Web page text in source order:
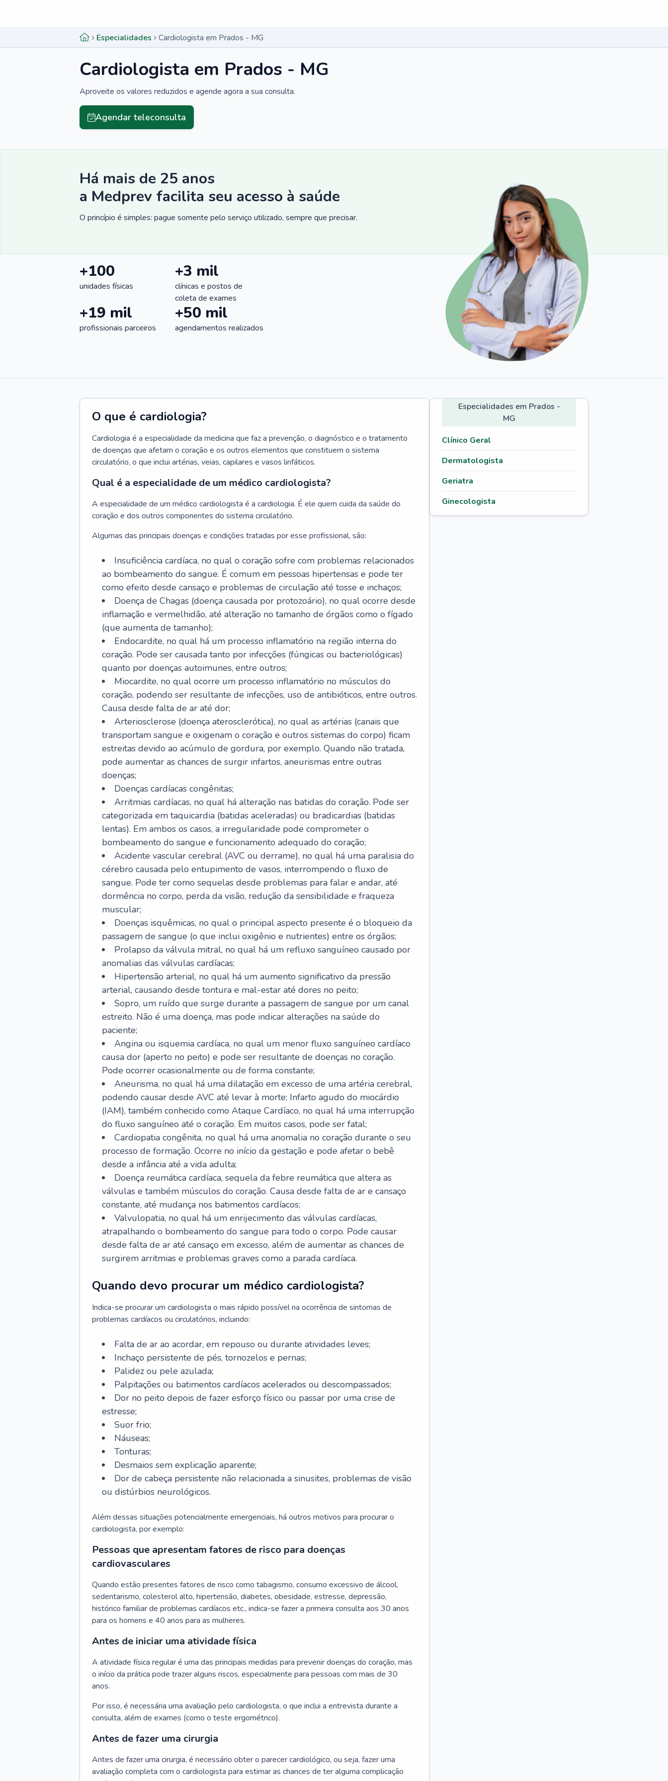
Especialidades Cardiologista em Prados - MG
Cardiologista em Prados - MG
Aproveite os valores reduzidos e agende agora a sua consulta.
Agendar teleconsulta
Há mais de 25 anos
a Medprev facilita seu acesso à saúde
O princípio é simples: pague somente pelo serviço utilizado, sempre que precisar.
+100
unidades físicas
+3 mil
clínicas e postos de
coleta de exames
+19 mil
profissionais parceiros
+50 mil
agendamentos realizados
O que é cardiologia?
Cardiologia é a especialidade da medicina que faz a prevenção, o diagnóstico e o tratamento
de doenças que afetam o coração e os outros elementos que constituem o sistema
circulatório, o que inclui artérias, veias, capilares e vasos linfáticos.
Qual é a especialidade de um médico cardiologista?
A especialidade de um médico cardiologista é a cardiologia. É ele quem cuida da saúde do
coração e dos outros componentes do sistema circulatório.
Algumas das principais doenças e condições tratadas por esse profissional, são:
Insuficiência cardíaca, no qual o coração sofre com problemas relacionados
ao bombeamento do sangue. É comum em pessoas hipertensas e pode ter
como efeito desde cansaço e problemas de circulação até tosse e inchaços;
Doença de Chagas (doença causada por protozoário), no qual ocorre desde
inflamação e vermelhidão, até alteração no tamanho de órgãos como o fígado
(que aumenta de tamanho);
Endocardite, no qual há um processo inflamatório na região interna do
coração. Pode ser causada tanto por infecções (fúngicas ou bacteriológicas)
quanto por doenças autoimunes, entre outros;
Miocardite, no qual ocorre um processo inflamatório no músculos do
coração, podendo ser resultante de infecções, uso de antibióticos, entre outros.
Causa desde falta de ar até dor;
Arteriosclerose (doença aterosclerótica), no qual as artérias (canais que
transportam sangue e oxigenam o coração e outros sistemas do corpo) ficam
estreitas devido ao acúmulo de gordura, por exemplo. Quando não tratada,
pode aumentar as chances de surgir infartos, aneurismas entre outras
doenças;
Doenças cardíacas congênitas;
Arritmias cardíacas, no qual há alteração nas batidas do coração. Pode ser
categorizada em taquicardia (batidas aceleradas) ou bradicardias (batidas
lentas). Em ambos os casos, a irregularidade pode comprometer o
bombeamento do sangue e funcionamento adequado do coração;
Acidente vascular cerebral (AVC ou derrame), no qual há uma paralisia do
cérebro causada pelo entupimento de vasos, interrompendo o fluxo de
sangue. Pode ter como sequelas desde problemas para falar e andar, até
dormência no corpo, perda da visão, redução da sensibilidade e fraqueza
muscular;
Doenças isquêmicas, no qual o principal aspecto presente é o bloqueio da
passagem de sangue (o que inclui oxigênio e nutrientes) entre os órgãos;
Prolapso da válvula mitral, no qual há um refluxo sanguíneo causado por
anomalias das válvulas cardíacas;
Hipertensão arterial, no qual há um aumento significativo da pressão
arterial, causando desde tontura e mal-estar até dores no peito;
Sopro, um ruído que surge durante a passagem de sangue por um canal
estreito. Não é uma doença, mas pode indicar alterações na saúde do
paciente;
Angina ou isquemia cardíaca, no qual um menor fluxo sanguíneo cardíaco
causa dor (aperto no peito) e pode ser resultante de doenças no coração.
Pode ocorrer ocasionalmente ou de forma constante;
Aneurisma, no qual há uma dilatação em excesso de uma artéria cerebral,
podendo causar desde AVC até levar à morte; Infarto agudo do miocárdio
(IAM), também conhecido como Ataque Cardíaco, no qual há uma interrupção
do fluxo sanguíneo até o coração. Em muitos casos, pode ser fatal;
Cardiopatia congênita, no qual há uma anomalia no coração durante o seu
processo de formação. Ocorre no início da gestação e pode afetar o bebê
desde a infância até a vida adulta;
Doença reumática cardíaca, sequela da febre reumática que altera as
válvulas e também músculos do coração. Causa desde falta de ar e cansaço
constante, até mudança nos batimentos cardíacos;
Valvulopatia, no qual há um enrijecimento das válvulas cardíacas,
atrapalhando o bombeamento do sangue para todo o corpo. Pode causar
desde falta de ar até cansaço em excesso, além de aumentar as chances de
surgirem arritmias e problemas graves como a parada cardíaca.
Quando devo procurar um médico cardiologista?
Indica-se procurar um cardiologista o mais rápido possível na ocorrência de sintomas de
problemas cardíacos ou circulatórios, incluindo:
Falta de ar ao acordar, em repouso ou durante atividades leves;
Inchaço persistente de pés, tornozelos e pernas;
Palidez ou pele azulada;
Palpitações ou batimentos cardíacos acelerados ou descompassados;
Dor no peito depois de fazer esforço físico ou passar por uma crise de
estresse;
Suor frio;
Náuseas;
Tonturas;
Desmaios sem explicação aparente;
Dor de cabeça persistente não relacionada a sinusites, problemas de visão
ou distúrbios neurológicos.
Além dessas situações potencialmente emergenciais, há outros motivos para procurar o
cardiologista, por exemplo:
Pessoas que apresentam fatores de risco para doenças
cardiovasculares
Quando estão presentes fatores de risco como tabagismo, consumo excessivo de álcool,
sedentarismo, colesterol alto, hipertensão, diabetes, obesidade, estresse, depressão,
histórico familiar de problemas cardíacos etc., indica-se fazer a primeira consulta aos 30 anos
para os homens e 40 anos para as mulheres.
Antes de iniciar uma atividade física
A atividade física regular é uma das principais medidas para prevenir doenças do coração, mas
o início da prática pode trazer alguns riscos, especialmente para pessoas com mais de 30
anos.
Por isso, é necessária uma avaliação pelo cardiologista, o que inclui a entrevista durante a
consulta, além de exames (como o teste ergométrico).
Antes de fazer uma cirurgia
Antes de fazer uma cirurgia, é necessário obter o parecer cardiológico, ou seja, fazer uma
avaliação completa com o cardiologista para estimar as chances de ter alguma complicação
Especialidades em Prados -
MG
Clínico Geral
Dermatologista
Geriatra
Ginecologista